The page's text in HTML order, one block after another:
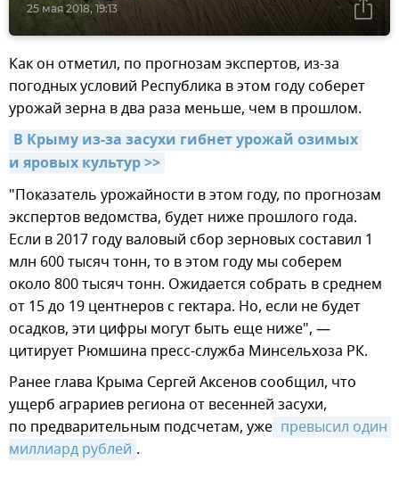
25 мая 2018, 19:13
Как он отметил, по прогнозам экспертов, из-за
погодных условий Республика в этом году соберет
урожай зерна в два раза меньше, чем в прошлом.
В Крыму из-за засухи гибнет урожай озимых
и яровых культур >>
"Показатель урожайности в этом году, по прогнозам
экспертов ведомства, будет ниже прошлого года.
Если в 2017 году валовый сбор зерновых составил 1
млн 600 тысяч тонн, то в этом году мы соберем
около 800 тысяч тонн. Ожидается собрать в среднем
от 15 до 19 центнеров с гектара. Но, если не будет
осадков, эти цифры могут быть еще ниже", —
цитирует Рюмшина пресс-служба Минсельхоза РК.
Ранее глава Крыма Сергей Аксенов сообщил, что
ущерб аграриев региона от весенней засухи,
по предварительным подсчетам, уже превысил один
миллиард рублей .